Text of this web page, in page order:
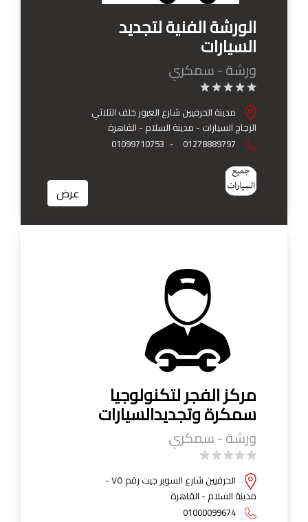
الورشة الفنية لتجديد
السيارات
ورشة - سمكري
مدينة الحرفيين شارع العبور خلف الثلاثي
الزجاج السيارات - مدينة السلام - القاهرة
01278889797
-
01099710753
عرض
مركز الفجر لتكنولوجيا
سمكرة وتجديدالسيارات
ورشة - سمكري
الحرفيين شارع السوبر جيت رقم ٧٥ -
مدينة السلام - القاهرة
01000099674